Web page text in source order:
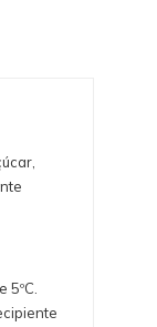
5ºC.